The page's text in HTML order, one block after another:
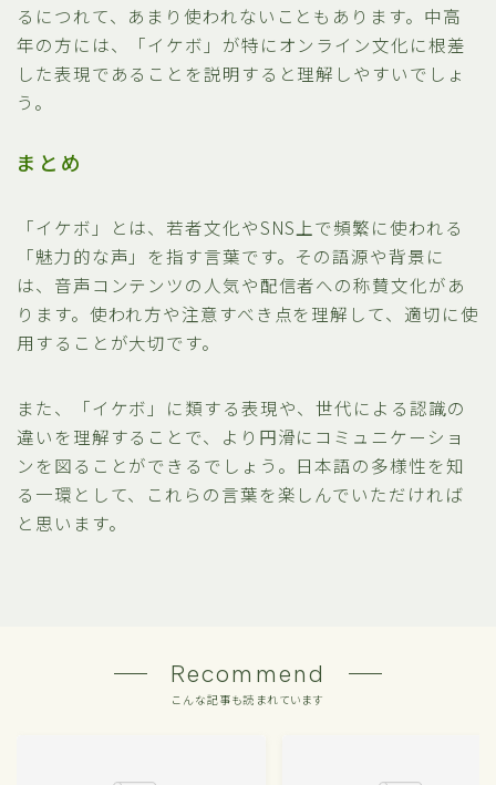
るにつれて、あまり使われないこともあります。中高
年の方には、「イケボ」が特にオンライン文化に根差
した表現であることを説明すると理解しやすいでしょ
う。
まとめ
「イケボ」とは、若者文化やSNS上で頻繁に使われる
「魅力的な声」を指す言葉です。その語源や背景に
は、音声コンテンツの人気や配信者への称賛文化があ
ります。使われ方や注意すべき点を理解して、適切に使
用することが大切です。
また、「イケボ」に類する表現や、世代による認識の
違いを理解することで、より円滑にコミュニケーショ
ンを図ることができるでしょう。日本語の多様性を知
る一環として、これらの言葉を楽しんでいただければ
と思います。
Recommend
こんな記事も読まれています